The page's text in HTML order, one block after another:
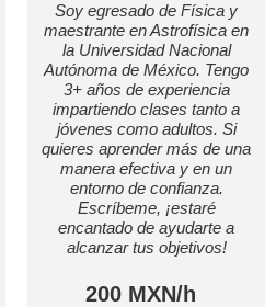
Soy egresado de Física y
maestrante en Astrofísica en
la Universidad Nacional
Autónoma de México. Tengo
3+ años de experiencia
impartiendo clases tanto a
jóvenes como adultos. Si
quieres aprender más de una
manera efectiva y en un
entorno de confianza.
Escríbeme, ¡estaré
encantado de ayudarte a
alcanzar tus objetivos!
200 MXN/h